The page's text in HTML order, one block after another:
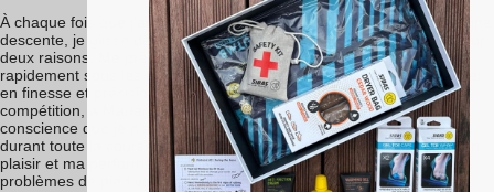
À chaque fois que j’ai pour projet de mettre de l’engagement dans une
descente, je glisse des semelles de traildans mes chaussures. Pour
deux raisons. Me prémunir des échauffements qui surviennent très
rapidement sous les métatarses si je n’ai pas de semelles ; et gagner
en finesse et précision au niveau de mes appuis. Sur ma dernière
compétition, à Madère, dès lors la ligne d’arrivée franchie, j’ai pris
conscience que je n’avais pas pensé une seule fois à mes pieds
durant toute la course... J’avais pu me focaliser entièrement sur mon
plaisir et ma performance. Et ça, tous les traileurs ayant déjà eu des
problèmes de pied vous confieront que c’est un privilège...